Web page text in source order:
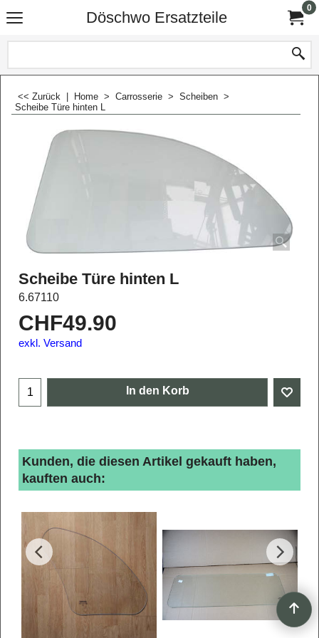
Döschwo Ersatzteile
0
<< Zurück Home > Carrosserie > Scheiben >
Scheibe Türe hinten L
Scheibe Türe hinten L
6.67110
CHF49.90
exkl. Versand
In den Korb
Kunden, die diesen Artikel gekauft haben,
kauften auch: